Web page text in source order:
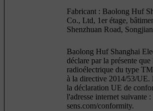
Fabricant : Baolong Huf
Co., Ltd, 1er étage,
Shenzhuan Road,
Baolong Huf Shanghai
déclare par la présente
radioélectrique du type
à la directive 2014/53/UE.
la déclaration UE de
l'adresse internet suivante
sens.com/conformity.